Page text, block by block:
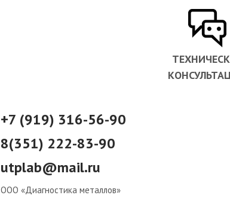
+7 (919) 316-56-90
8(351) 222-83-90
utplab@mail.ru
ООО «Диагностика металлов»